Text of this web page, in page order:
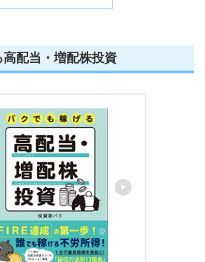
配当・増配株投資